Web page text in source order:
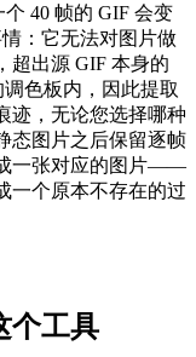
个 40 帧的 GIF 会变
：它无法对图片做
超出源 GIF 本身的
色板内，因此提取
迹，无论您选择哪种
态图片之后保留逐帧
一张对应的图片——
一个原本不存在的过
个工具